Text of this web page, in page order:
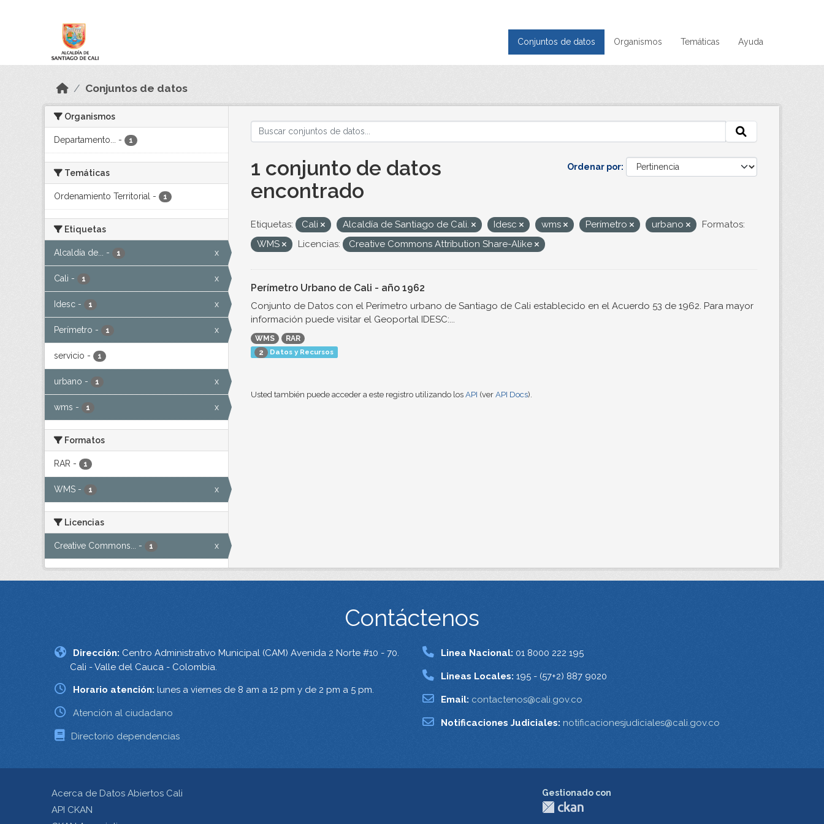
Conjuntos de datos Organismos Temáticas Ayuda
Conjuntos de datos
Organismos
Departamento... - 1
Temáticas
Ordenamiento Territorial - 1
Etiquetas
Alcaldía de... - 1 x
Cali - 1 x
Idesc - 1 x
Perímetro - 1 x
servicio - 1
urbano - 1 x
wms - 1 x
Formatos
RAR - 1
WMS - 1 x
Licencias
Creative Commons... - 1 x
Ordenar por
1 conjunto de datos
encontrado
Etiquetas: Cali Alcaldía de Santiago de Cali. Idesc wms Perímetro urbano
Formatos:
WMS
Licencias: Creative Commons Attribution Share-Alike
Perímetro Urbano de Cali - año 1962
Conjunto de Datos con el Perímetro urbano de Santiago de Cali establecido en el Acuerdo 53 de 1962. Para mayor
información puede visitar el Geoportal IDESC:...
WMS
RAR
2
Datos y Recursos
Usted también puede acceder a este registro utilizando los API (ver API Docs).
Contáctenos
Dirección: Centro Administrativo Municipal (CAM) Avenida 2 Norte #10 - 70.
Cali - Valle del Cauca - Colombia.
Horario atención: lunes a viernes de 8 am a 12 pm y de 2 pm a 5 pm.
Atención al ciudadano
Directorio dependencias
Linea Nacional: 01 8000 222 195
Lineas Locales: 195 - (57+2) 887 9020
Email: contactenos@cali.gov.co
Notificaciones Judiciales: notificacionesjudiciales@cali.gov.co
Acerca de Datos Abiertos Cali
API CKAN
Gestionado con